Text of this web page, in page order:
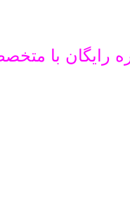
با متخصص